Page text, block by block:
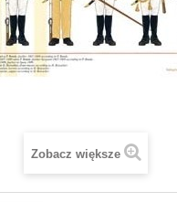
Zobacz większe